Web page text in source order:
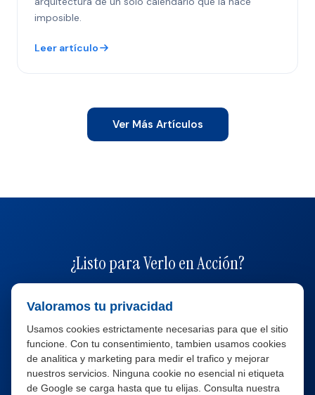
imposible.
Leer artículo
Ver Más Artículos
¿Listo para Verlo en Acción?
Solutions para optimizar operaciones y aumentar
ingresos.
Agendar una demo gratis
Valoramos tu privacidad
Usamos cookies estrictamente necesarias para que el sitio
funcione. Con tu consentimiento, tambien usamos cookies
de analitica y marketing para medir el trafico y mejorar
nuestros servicios. Ninguna cookie no esencial ni etiqueta
de Google se carga hasta que tu elijas. Consulta nuestra